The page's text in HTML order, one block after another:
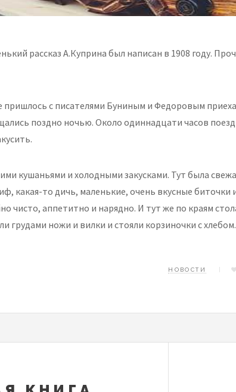
рассказ А.Куприна был написан в 1908 году.
с писателями Буниным и Федоровым
поздно ночью. Около одиннадцати часов поезд
кушаньями и холодными закусками. Тут была
какая-то дичь, маленькие, очень вкусные биточки
чисто, аппетитно и нарядно. И тут же по краям
грудами ножи и вилки и стояли корзиночки с хлебом.
НОВОСТИ